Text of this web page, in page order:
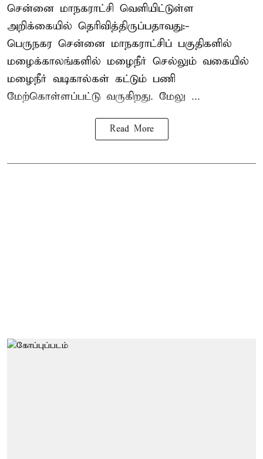
சென்னை மாநகராட்சி வெளியிட்டுள்ள
அறிக்கையில் தெரிவித்திருப்பதாவது:-
பெருநகர சென்னை மாநகராட்சிப் பகுதிகளில்
மழைக்காலங்களில் மழைநீர் செல்லும் வகையில்
மழைநீர் வடிகால்கள் கட்டும் பணி
மேற்கொள்ளப்பட்டு வருகிறது. மேலு ...
Read More